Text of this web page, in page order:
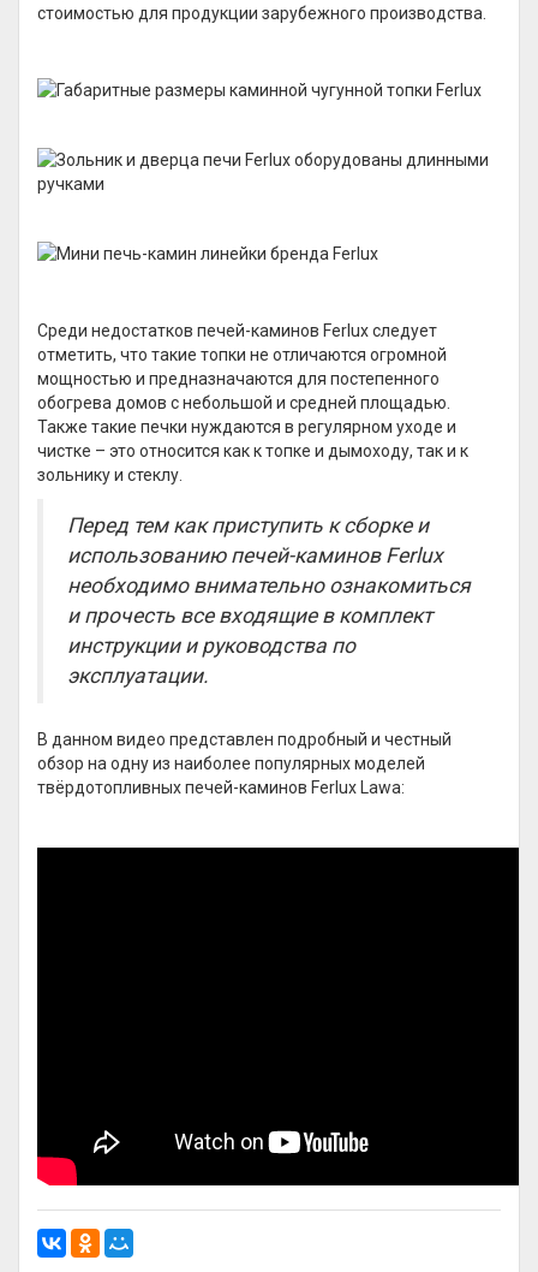
стоимостью для продукции зарубежного производства.
Среди недостатков печей-каминов Ferlux следует
отметить, что такие топки не отличаются огромной
мощностью и предназначаются для постепенного
обогрева домов с небольшой и средней площадью.
Также такие печки нуждаются в регулярном уходе и
чистке – это относится как к топке и дымоходу, так и к
зольнику и стеклу.
Перед тем как приступить к сборке и
использованию печей-каминов Ferlux
необходимо внимательно ознакомиться
и прочесть все входящие в комплект
инструкции и руководства по
эксплуатации.
В данном видео представлен подробный и честный
обзор на одну из наиболее популярных моделей
твёрдотопливных печей-каминов Ferlux Lawa: